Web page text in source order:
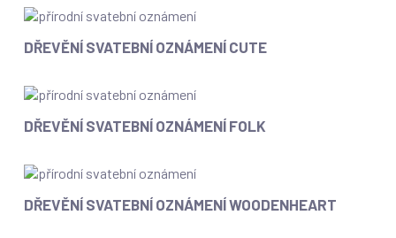
Dřevění
Cute
DŘEVĚNÍ SVATEBNÍ OZNÁMENÍ CUTE
Dřevění
Folk
DŘEVĚNÍ SVATEBNÍ OZNÁMENÍ FOLK
Dřevění
DŘEVĚNÍ SVATEBNÍ OZNÁMENÍ WOODENHEART